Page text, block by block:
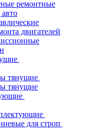
ремонтные
двигателей
тянущие
тянущие
для строп